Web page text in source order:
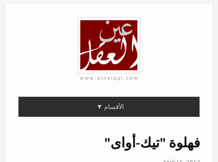
فهلوة "تيك-أواى"